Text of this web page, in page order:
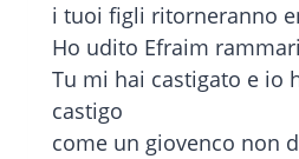
i tuoi figli ritorneranno
Ho udito Efraim
Tu mi hai castigato e io
castigo
come un giovenco non